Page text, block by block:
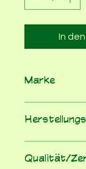
In
Marke
Qualität/